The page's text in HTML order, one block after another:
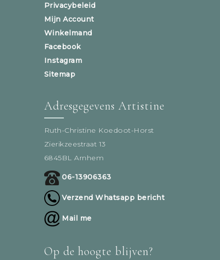
Privacybeleid
Mijn Account
Winkelmand
Facebook
Instagram
Sitemap
Adresgegevens Artistine
Ruth-Christine Koedoot-Horst
Zierikzeestraat 13
6845BL Arnhem
06-13906363
Verzend Whatsapp bericht
Mail me
Op de hoogte blijven?